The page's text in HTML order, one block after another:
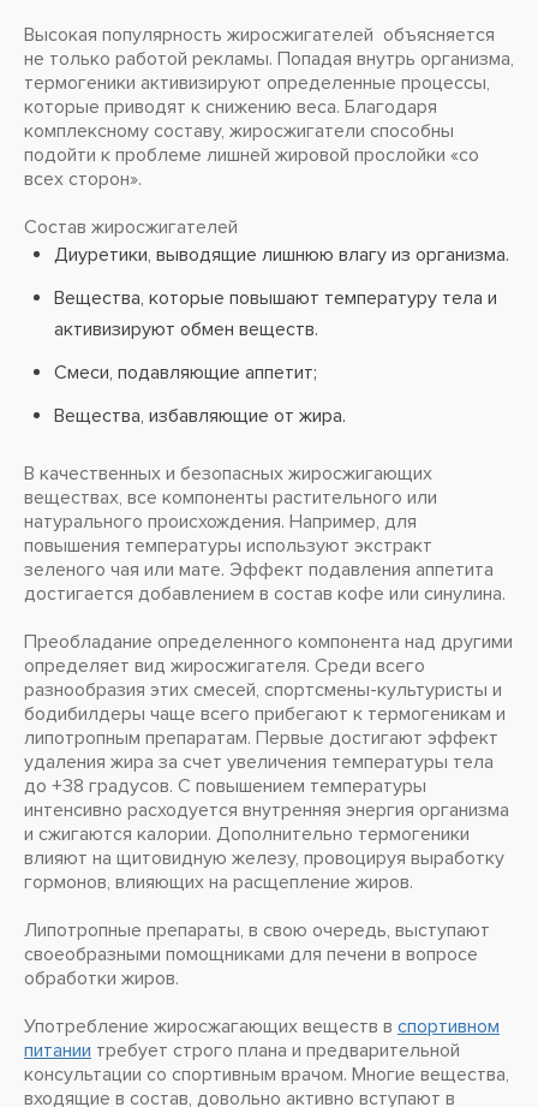
Высокая популярность жиросжигателей объясняется
не только работой рекламы. Попадая внутрь организма,
термогеники активизируют определенные процессы,
которые приводят к снижению веса. Благодаря
комплексному составу, жиросжигатели способны
подойти к проблеме лишней жировой прослойки «со
всех сторон».
Состав жиросжигателей
Диуретики, выводящие лишнюю влагу из организма.
Вещества, которые повышают температуру тела и
активизируют обмен веществ.
Смеси, подавляющие аппетит;
Вещества, избавляющие от жира.
В качественных и безопасных жиросжигающих
веществах, все компоненты растительного или
натурального происхождения. Например, для
повышения температуры используют экстракт
зеленого чая или мате. Эффект подавления аппетита
достигается добавлением в состав кофе или синулина.
Преобладание определенного компонента над другими
определяет вид жиросжигателя. Среди всего
разнообразия этих смесей, спортсмены-культуристы и
бодибилдеры чаще всего прибегают к термогеникам и
липотропным препаратам. Первые достигают эффект
удаления жира за счет увеличения температуры тела
до +38 градусов. С повышением температуры
интенсивно расходуется внутренняя энергия организма
и сжигаются калории. Дополнительно термогеники
влияют на щитовидную железу, провоцируя выработку
гормонов, влияющих на расщепление жиров.
Липотропные препараты, в свою очередь, выступают
своеобразными помощниками для печени в вопросе
обработки жиров.
Употребление жиросжагающих веществ в спортивном
питании требует строго плана и предварительной
консультации со спортивным врачом. Многие вещества,
входящие в состав, довольно активно вступают в